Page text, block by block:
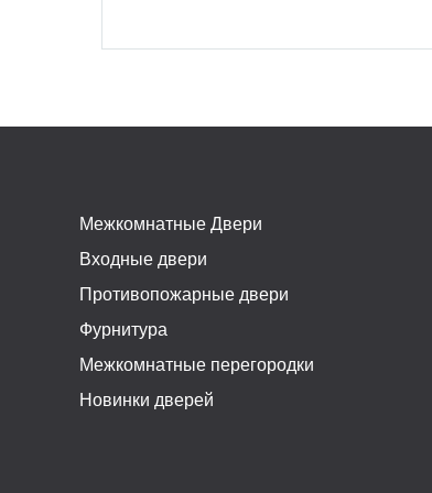
Межкомнатные Двери
Входные двери
Противопожарные двери
Фурнитура
Межкомнатные перегородки
Новинки дверей